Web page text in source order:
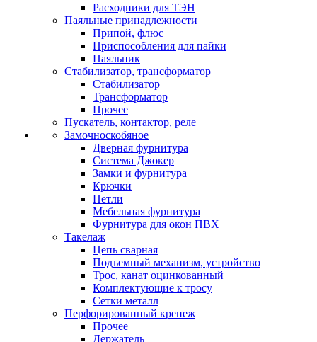
Расходники для ТЭН
Паяльные принадлежности
Припой, флюс
Приспособления для пайки
Паяльник
Стабилизатор, трансформатор
Стабилизатор
Трансформатор
Прочее
Пускатель, контактор, реле
Замочноскобяное
Дверная фурнитура
Система Джокер
Замки и фурнитура
Крючки
Петли
Мебельная фурнитура
Фурнитура для окон ПВХ
Такелаж
Цепь сварная
Подъемный механизм, устройство
Трос, канат оцинкованный
Комплектующие к тросу
Сетки металл
Перфорированный крепеж
Прочее
Держатель